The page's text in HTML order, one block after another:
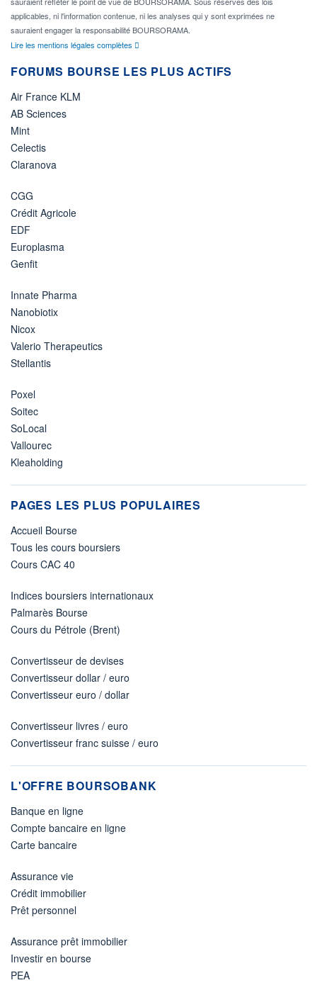
applicables, ni l'information contenue, ni les analyses qui y sont exprimées ne
sauraient engager la responsabilité BOURSORAMA.
Lire les mentions légales complètes
FORUMS BOURSE LES PLUS ACTIFS
Air France KLM
AB Sciences
Mint
Celectis
Claranova
CGG
Crédit Agricole
EDF
Europlasma
Genfit
Innate Pharma
Nanobiotix
Nicox
Valerio Therapeutics
Stellantis
Poxel
Soitec
SoLocal
Vallourec
Kleaholding
PAGES LES PLUS POPULAIRES
Accueil Bourse
Tous les cours boursiers
Cours CAC 40
Indices boursiers internationaux
Palmarès Bourse
Cours du Pétrole (Brent)
Convertisseur de devises
Convertisseur dollar / euro
Convertisseur euro / dollar
Convertisseur livres / euro
Convertisseur franc suisse / euro
L'OFFRE BOURSOBANK
Banque en ligne
Compte bancaire en ligne
Carte bancaire
Assurance vie
Crédit immobilier
Prêt personnel
Assurance prêt immobilier
Investir en bourse
PEA